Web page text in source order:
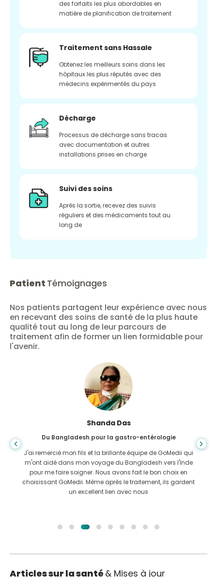
des forfaits les plus abordables en
matière de planification de traitement
Traitement sans Hassale
Obtenez les meilleurs soins dans les
hôpitaux les plus réputés avec des
médecins expérimentés du pays
Décharge
Processus de décharge sans tracas
avec documentation et autres
installations prises en charge
Suivi des soins
Après la sortie, recevez des suivis
réguliers et des médicaments tout au
long de
Patient Témoignages
Nos patients partagent leur expérience avec nous
en recevant des soins de santé de la plus haute
qualité tout au long de leur parcours de
traitement afin de former un lien formidable pour
l'avenir.
Shanda Das
Du Bangladesh pour la gastro-entérologie
J'ai remercié mon fils et la brillante équipe de GoMedii qui
m'ont aidé dans mon voyage du Bangladesh vers l'Inde
pour me faire soigner. Nous avons fait le bon choix en
choisissant GoMedii. Même après le traitement, ils gardent
un excellent lien avec nous
Articles sur la santé & Mises à jour